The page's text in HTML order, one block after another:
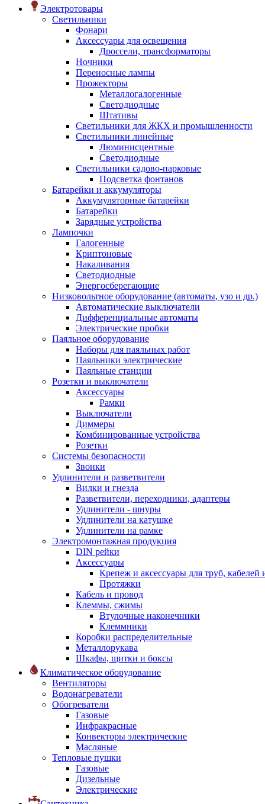
Электротовары
Светильники
Фонари
Аксессуары для освещения
Дроссели, трансформаторы
Ночники
Переносные лампы
Прожекторы
Металлогалогенные
Светодиодные
Штативы
Светильники для ЖКХ и промышленности
Светильники линейные
Люминисцентные
Светодиодные
Светильники садово-парковые
Подсветка фонтанов
Батарейки и аккумуляторы
Аккумуляторные батарейки
Батарейки
Зарядные устройства
Лампочки
Галогенные
Криптоновые
Накаливания
Светодиодные
Энергосберегающие
Низковольтное оборудование (автоматы, узо и др.)
Автоматические выключатели
Дифференциальные автоматы
Электрические пробки
Паяльное оборудование
Наборы для паяльных работ
Паяльники электрические
Паяльные станции
Розетки и выключатели
Аксессуары
Рамки
Выключатели
Диммеры
Комбинированные устройства
Розетки
Системы безопасности
Звонки
Удлинители и разветвители
Вилки и гнезда
Разветвители, переходники, адаптеры
Удлинители - шнуры
Удлинители на катушке
Удлинители на рамке
Электромонтажная продукция
DIN рейки
Аксессуары
Крепеж и аксессуары для труб, кабелей
Протяжки
Кабель и провод
Клеммы, сжимы
Втулочные наконечники
Клеммники
Коробки распределительные
Металлорукава
Шкафы, щитки и боксы
Климатическое оборудование
Вентиляторы
Водонагреватели
Обогреватели
Газовые
Инфракрасные
Конвекторы электрические
Масляные
Тепловые пушки
Газовые
Дизельные
Электрические